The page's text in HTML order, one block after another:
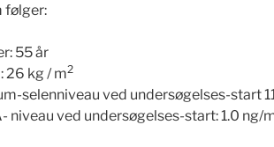
følger:
55 år
26 kg / m2
selenniveau ved undersøgelses-start
niveau ved undersøgelses-start: 1.0 ng/